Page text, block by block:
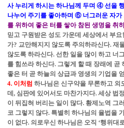
사 누리게 하시는 하나님께 두며 ④ 선을
나누어 주기를 좋아하며 ⑥ 너그러운 자가
를 위하여 좋은 터를 쌓아 참된 생명을 취
믿고 구원받은 성도 가운데 세상에서 부
가? 교만해지지 않도록 주의하라신다. 재
않도록 하라신다. 선한 일을 많이 하고 너
를 힘쓰라 하신다. 그렇게 할 때 장래에 곧
좋은 터 곧 하늘의 상급과 영생의 기업을
4. 이처럼 하나님은 신구약을 무론하고 외
데, 심판에 있어서도 마찬가지다. 세상 법
이 뒤집혀 버리는 일이 많다. 황제노역 그
코 그렇지 않다. 특별히 하나님의 율법을
이 없다. 의로우신 하나님은 오직 ‘행위대